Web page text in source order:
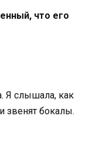
что его
Я слышала, как
звенят бокалы.